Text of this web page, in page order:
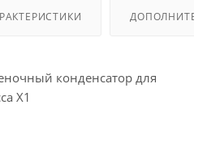
конденсатор для
X1